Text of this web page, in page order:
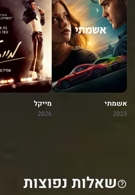
אשמתי
2023
מייקל
2026
שאלות נפוצות